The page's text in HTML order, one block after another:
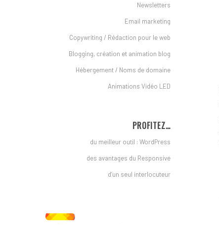
Newsletters
Email marketing
Copywriting / Rédaction pour le web
Blogging, création et animation blog
Hébergement / Noms de domaine
Animations Vidéo LED
PROFITEZ…
du meilleur outil : WordPress
des avantages du Responsive
d’un seul interlocuteur